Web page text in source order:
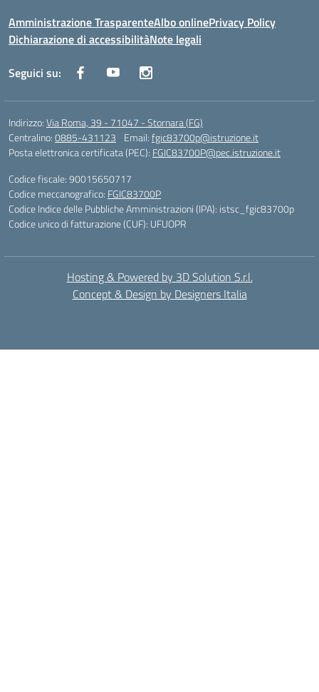
Amministrazione TrasparenteAlbo onlinePrivacy Policy
Dichiarazione di accessibilitàNote legali
Seguici su:
Indirizzo:Via Roma, 39 - 71047 - Stornara (FG)
Centralino:0885-431123 Email:fgic83700p@istruzione.it
Posta elettronica certificata (PEC): FGIC83700P@pec.istruzione.it
Codice fiscale: 90015650717
Codice meccanografico: FGIC83700P
Codice Indice delle Pubbliche Amministrazioni (IPA): istsc_fgic83700p
Codice unico di fatturazione (CUF): UFUOPR
Hosting & Powered by 3D Solution S.r.l.
Concept & Design by Designers Italia